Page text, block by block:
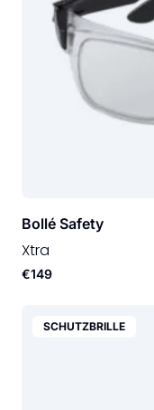
Bollé Safety
Xtra
€149
SCHUTZBRILLE